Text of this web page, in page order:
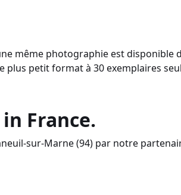
même photographie est disponible
plus petit format à 30 exemplaires
France.
sur-Marne (94) par notre